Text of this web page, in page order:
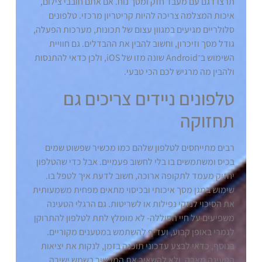
איכות המצלמה צריכה להיות קריטריון מרכזי. טלפונים
סלולריים מגיעים במגוון עצום של תכונות, מערכות הפעלה,
גודל מסך וזיכרון, וחשוב להבין את ההבדלים. גם חוויית
השימוש ב־Android שונה מזו של iOS, ולכן כדאי להתנסות
ולהבין מה מרגיש לכם הכי טבעי.
טלפונים ניידים צריכים גם
תחזוקה
רבים מתייחסים לטלפון שלהם כמו מכשיר שפשוט שמים
בכיס ומשתמשים בו בלי לחשוב פעמיים. אבל כדי שהטלפון
יחזיק מעמד לתקופה ארוכה, חשוב לדעת איך לטפל בו.
שימוש במגן מסך איכותי ובכיסוי מתאים מפחית משמעותית
את הסיכוי לנזקי נפילות או לשריטות. גם הרגלי הטעינה
משפיעים על חיי הסוללה- לא מומלץ לתת לטלפון להתרוקן
לגמרי באופן קבוע, ועדיף להשתמש במטענים מקוריים.
בנוסף, כדאי לבצע עדכוני תוכנה בזמן, לנקות את יציאות